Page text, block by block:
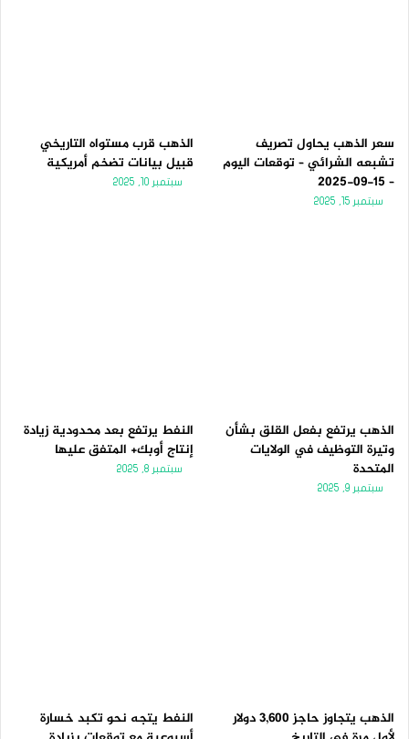
سعر الذهب يحاول تصريف
تشبعه الشرائي – توقعات اليوم
– 15-09-2025
سبتمبر 15, 2025
الذهب قرب مستواه التاريخي
قبيل بيانات تضخم أمريكية
سبتمبر 10, 2025
الذهب يرتفع بفعل القلق بشأن
وتيرة التوظيف في الولايات
المتحدة
سبتمبر 9, 2025
النفط يرتفع بعد محدودية زيادة
إنتاج أوبك+ المتفق عليها
سبتمبر 8, 2025
الذهب يتجاوز حاجز 3,600 دولار
النفط يتجه نحو تكبد خسارة